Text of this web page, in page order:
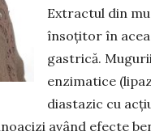
Extractul din
însoțitor în
gastrică.
enzimatice
diastazic cu
având efecte